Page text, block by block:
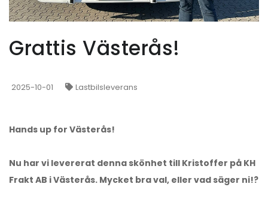
Grattis Västerås!
2025-10-01 Lastbilsleverans
Hands up for Västerås!
Nu har vi levererat denna skönhet till Kristoffer på KH
Frakt AB i Västerås. Mycket bra val, eller vad säger ni!?